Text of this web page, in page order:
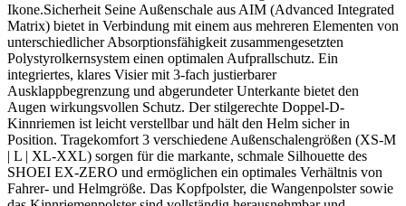
Ikone.Sicherheit Seine Außenschale aus AIM (Advanced Integrated
Matrix) bietet in Verbindung mit einem aus mehreren Elementen von
unterschiedlicher Absorptionsfähigkeit zusammengesetzten
Polystyrolkernsystem einen optimalen Aufprallschutz. Ein
integriertes, klares Visier mit 3-fach justierbarer
Ausklappbegrenzung und abgerundeter Unterkante bietet den
Augen wirkungsvollen Schutz. Der stilgerechte Doppel-D-
Kinnriemen ist leicht verstellbar und hält den Helm sicher in
Position. Tragekomfort 3 verschiedene Außenschalengrößen (XS-M
| L | XL-XXL) sorgen für die markante, schmale Silhouette des
SHOEI EX-ZERO und ermöglichen ein optimales Verhältnis von
Fahrer- und Helmgröße. Das Kopfpolster, die Wangenpolster sowie